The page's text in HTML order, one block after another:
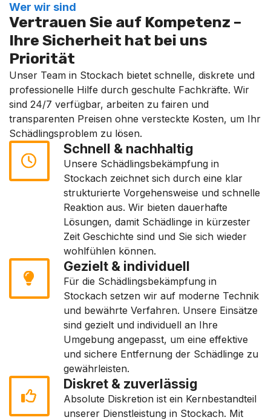
Wer wir sind
Vertrauen Sie auf Kompetenz –
Ihre Sicherheit hat bei uns
Priorität
Unser Team in Stockach bietet schnelle, diskrete und
professionelle Hilfe durch geschulte Fachkräfte. Wir
sind 24/7 verfügbar, arbeiten zu fairen und
transparenten Preisen ohne versteckte Kosten, um Ihr
Schädlingsproblem zu lösen.
Schnell & nachhaltig
Unsere Schädlingsbekämpfung in
Stockach zeichnet sich durch eine klar
strukturierte Vorgehensweise und schnelle
Reaktion aus. Wir bieten dauerhafte
Lösungen, damit Schädlinge in kürzester
Zeit Geschichte sind und Sie sich wieder
wohlfühlen können.
Gezielt & individuell
Für die Schädlingsbekämpfung in
Stockach setzen wir auf moderne Technik
und bewährte Verfahren. Unsere Einsätze
sind gezielt und individuell an Ihre
Umgebung angepasst, um eine effektive
und sichere Entfernung der Schädlinge zu
gewährleisten.
Diskret & zuverlässig
Absolute Diskretion ist ein Kernbestandteil
unserer Dienstleistung in Stockach. Mit